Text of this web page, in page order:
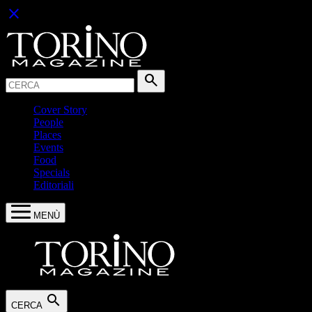
close
search
Cover Story
People
Places
Events
Food
Specials
Editoriali
MENÙ
CERCA search